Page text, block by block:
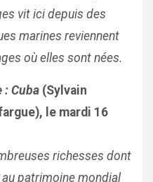
vit ici depuis des
marines reviennent
où elles sont nées.
: Cuba (Sylvain
le mardi 16
richesses dont
patrimoine mondial